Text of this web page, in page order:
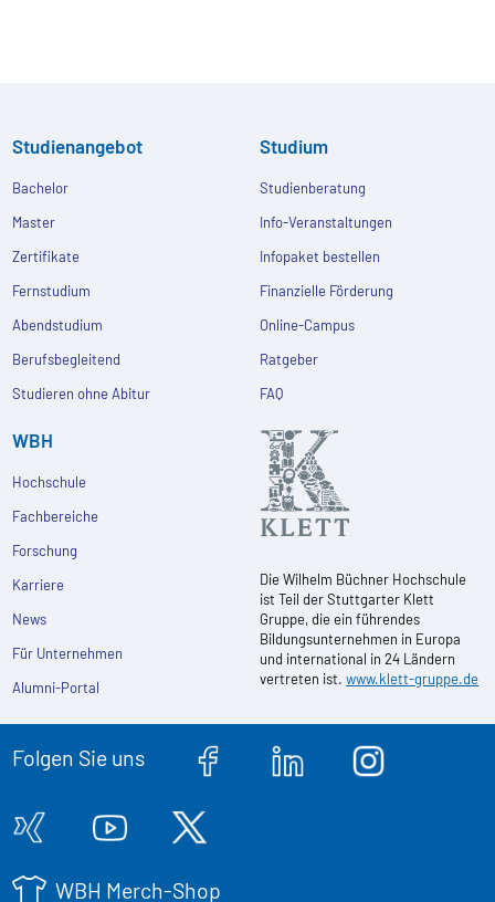
Studienangebot
Bachelor
Master
Zertifikate
Fernstudium
Abendstudium
Berufsbegleitend
Studieren ohne Abitur
Studium
Studienberatung
Info-Veranstaltungen
Infopaket bestellen
Finanzielle Förderung
Online-Campus
Ratgeber
FAQ
WBH
Hochschule
Fachbereiche
Forschung
Karriere
News
Für Unternehmen
Alumni-Portal
Die Wilhelm Büchner Hochschule
ist Teil der Stuttgarter Klett
Gruppe, die ein führendes
Bildungsunternehmen in Europa
und international in 24 Ländern
vertreten ist.www.klett-gruppe.de
Folgen Sie uns
WBH Merch-Shop